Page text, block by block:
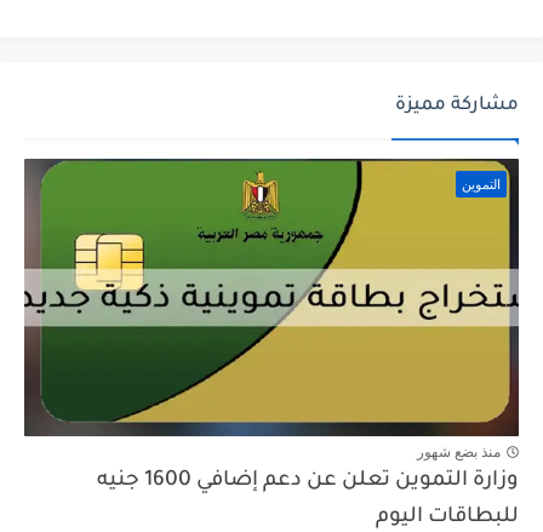
مشاركة مميزة
التموين
منذ بضع شهور
وزارة التموين تعلن عن دعم إضافي 1600 جنيه
للبطاقات اليوم